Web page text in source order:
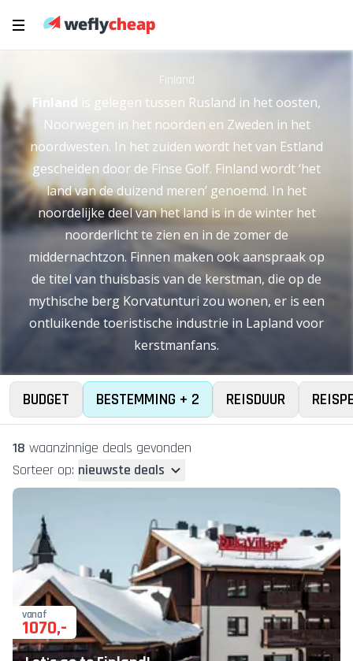
Finland
Finland is gelegen tussen Rusland in het oosten,
Noorwegen in het noorden en Zweden in het
noordwesten. In het zuiden wordt het van Estland
gescheiden door de Finse Golf. Finland wordt ‘het
land van de duizend meren’ genoemd. In het
noordelijke deel van het land is in de winter het
noorderlicht te zien en in de zomer de
middernachtzon. Finnen maken ook aanspraak op
de titel van thuisbasis van de kerstman, die op de
mythische berg Korvatunturi zou wonen, er is een
ontluikende toeristische industrie in Lapland voor
kerstmanfans.
BUDGET BESTEMMING + 2 REISDUUR
18 waanzinnige deals gevonden
Sorteer op: nieuwste deals
vanaf
1070,-